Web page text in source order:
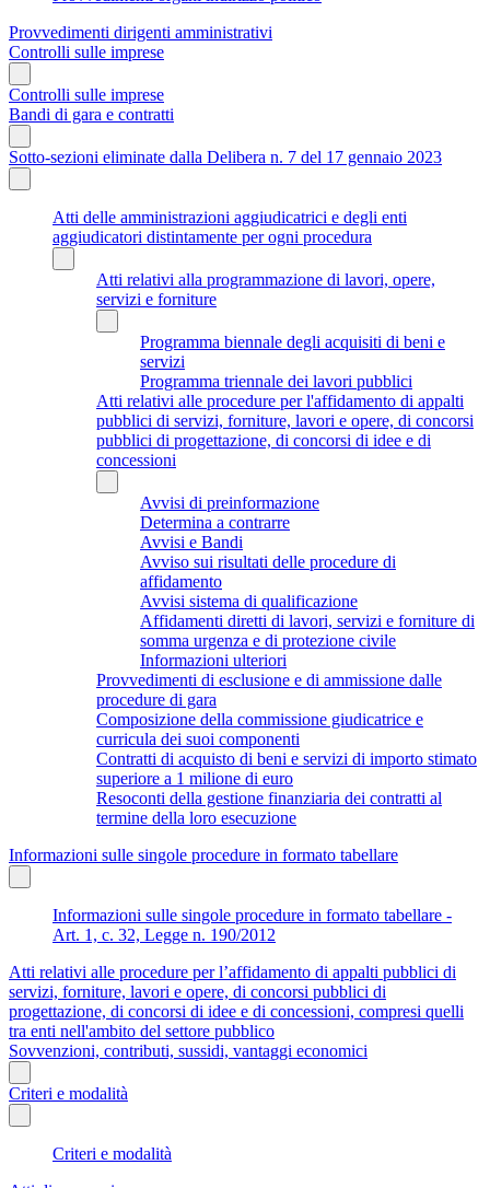
Provvedimenti dirigenti amministrativi
Controlli sulle imprese
Controlli sulle imprese
Bandi di gara e contratti
Sotto-sezioni eliminate dalla Delibera n. 7 del 17 gennaio 2023
Atti delle amministrazioni aggiudicatrici e degli enti
aggiudicatori distintamente per ogni procedura
Atti relativi alla programmazione di lavori, opere,
servizi e forniture
Programma biennale degli acquisiti di beni e
servizi
Programma triennale dei lavori pubblici
Atti relativi alle procedure per l'affidamento di appalti
pubblici di servizi, forniture, lavori e opere, di concorsi
pubblici di progettazione, di concorsi di idee e di
concessioni
Avvisi di preinformazione
Determina a contrarre
Avvisi e Bandi
Avviso sui risultati delle procedure di
affidamento
Avvisi sistema di qualificazione
Affidamenti diretti di lavori, servizi e forniture di
somma urgenza e di protezione civile
Informazioni ulteriori
Provvedimenti di esclusione e di ammissione dalle
procedure di gara
Composizione della commissione giudicatrice e
curricula dei suoi componenti
Contratti di acquisto di beni e servizi di importo stimato
superiore a 1 milione di euro
Resoconti della gestione finanziaria dei contratti al
termine della loro esecuzione
Informazioni sulle singole procedure in formato tabellare
Informazioni sulle singole procedure in formato tabellare -
Art. 1, c. 32, Legge n. 190/2012
Atti relativi alle procedure per l’affidamento di appalti pubblici di
servizi, forniture, lavori e opere, di concorsi pubblici di
progettazione, di concorsi di idee e di concessioni, compresi quelli
tra enti nell'ambito del settore pubblico
Sovvenzioni, contributi, sussidi, vantaggi economici
Criteri e modalità
Criteri e modalità